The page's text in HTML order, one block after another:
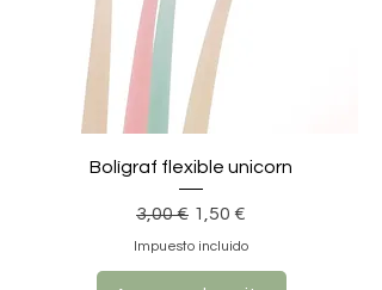
Bolígraf flexible unicorn
Precio
3,00 € Precio de oferta
1,50 €
Impuesto incluido